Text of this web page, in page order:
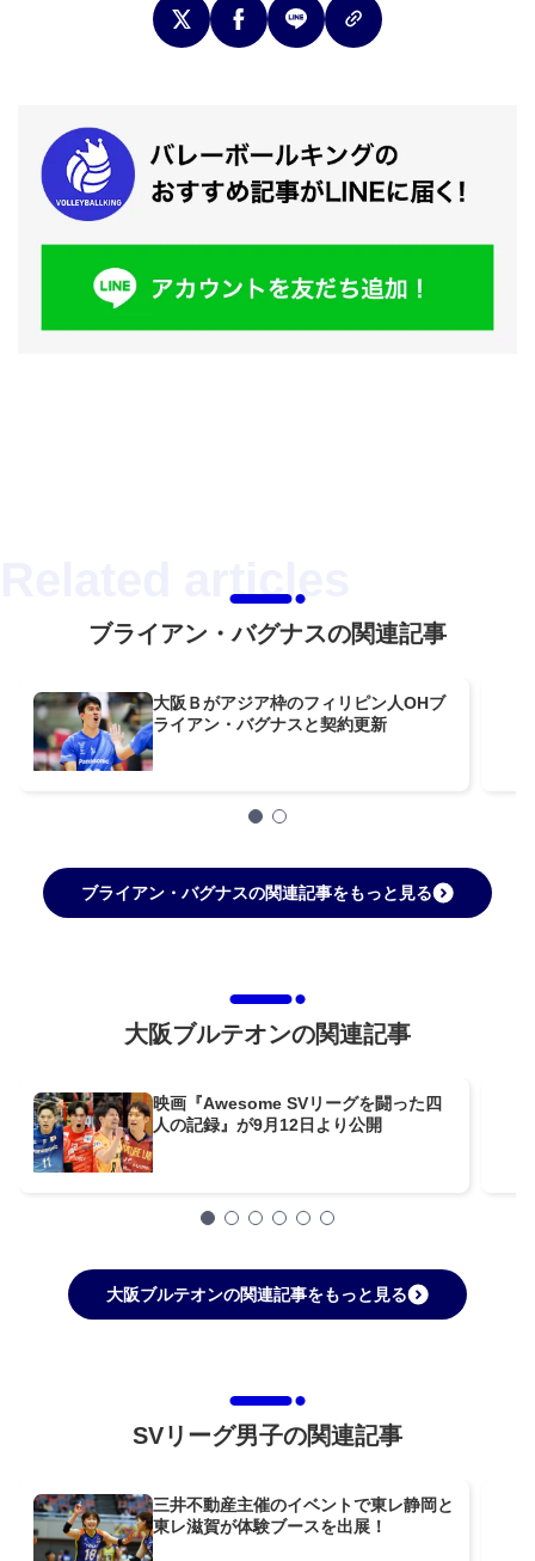
ブライアン・バグナスの関連記事
大阪Ｂがアジア枠のフィリピン人OHブ
ライアン・バグナスと契約更新
ブライアン・バグナスの関連記事をもっと見る
大阪ブルテオンの関連記事
映画『Awesome SVリーグを闘った四
人の記録』が9月12日より公開
大阪ブルテオンの関連記事をもっと見る
SVリーグ男子の関連記事
三井不動産主催のイベントで東レ静岡と
東レ滋賀が体験ブースを出展！